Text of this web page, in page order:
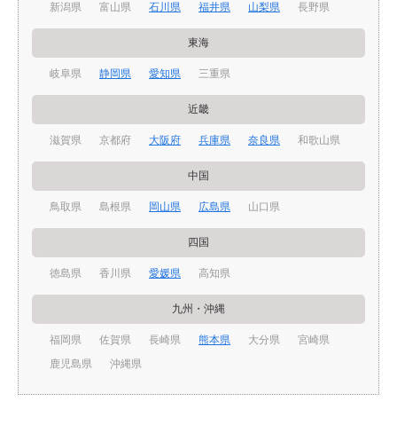
新潟県 富山県 石川県 福井県 山梨県 長野県
東海
岐阜県 静岡県 愛知県 三重県
近畿
滋賀県 京都府 大阪府 兵庫県 奈良県 和歌山県
中国
鳥取県 島根県 岡山県 広島県 山口県
四国
徳島県 香川県 愛媛県 高知県
九州・沖縄
福岡県 佐賀県 長崎県 熊本県 大分県
宮崎県
鹿児島県
沖縄県